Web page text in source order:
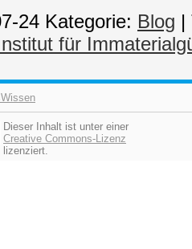
24 Kategorie: Blog |
für
Dieser Inhalt ist unter einer
Creative Commons-Lizenz
lizenziert.